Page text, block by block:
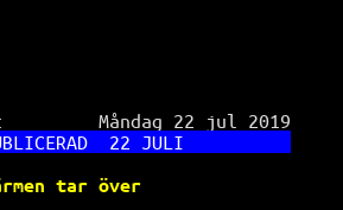
Måndag 22 jul 2019
PUBLICERAD  22 JULI
tar över